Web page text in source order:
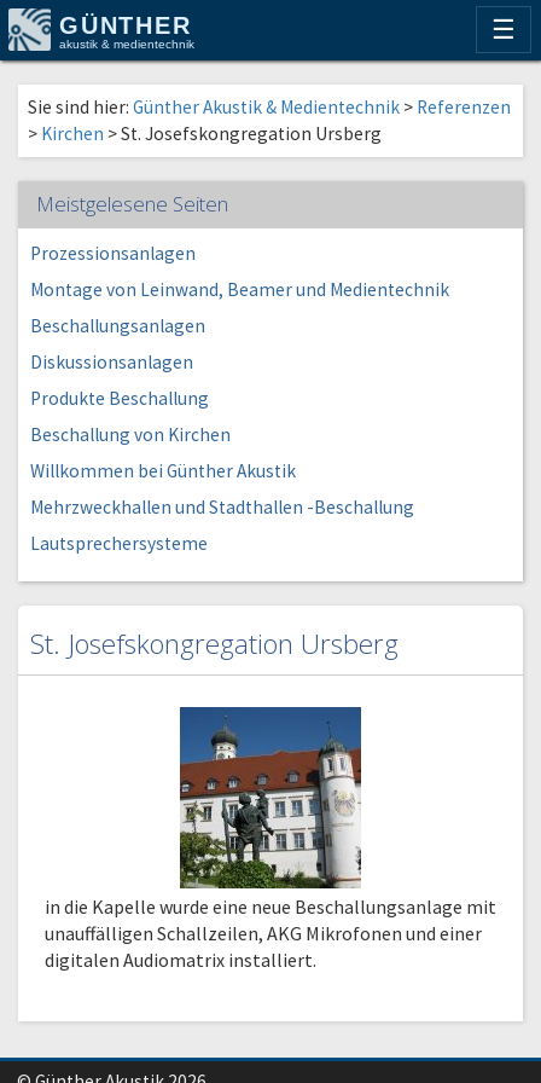
GÜNTHER
akustik & medientechnik ☰
Sie sind hier: Günther Akustik & Medientechnik > Referenzen
> Kirchen >St. Josefskongregation Ursberg
Meistgelesene Seiten
Prozessionsanlagen
Montage von Leinwand, Beamer und Medientechnik
Beschallungsanlagen
Diskussionsanlagen
Produkte Beschallung
Beschallung von Kirchen
Willkommen bei Günther Akustik
Mehrzweckhallen und Stadthallen -Beschallung
Lautsprechersysteme
St. Josefskongregation Ursberg
in die Kapelle wurde eine neue Beschallungsanlage mit
unauffälligen Schallzeilen, AKG Mikrofonen und einer
digitalen Audiomatrix installiert.